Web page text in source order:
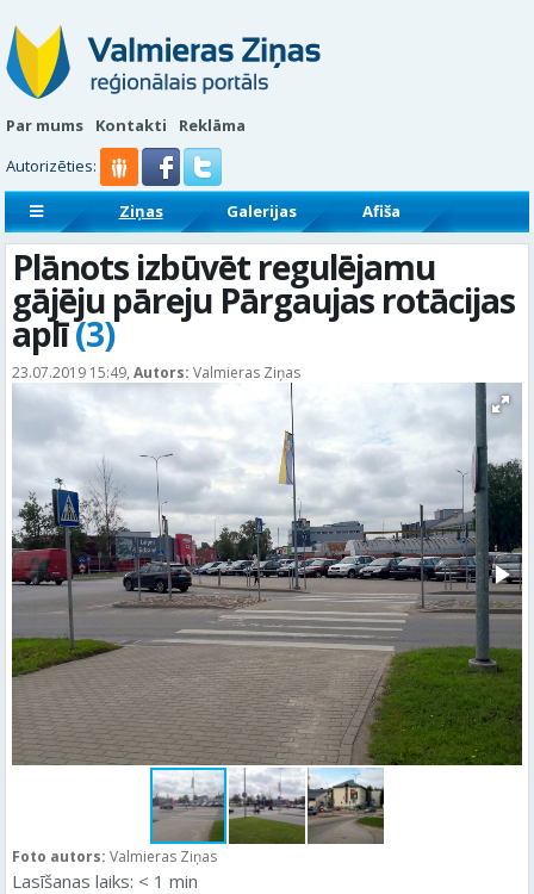
Par mums Kontakti
Reklāma
Autorizēties:
Ziņas Galerijas
Afiša
Sludinājumi
Reklāmraksti
Plānots izbūvēt regulējamu
gājēju pāreju Pārgaujas rotācijas
aplī(3)
23.07.2019 15:49, Autors: Valmieras Ziņas
Foto autors: Valmieras Ziņas
Lasīšanas laiks: < 1 min